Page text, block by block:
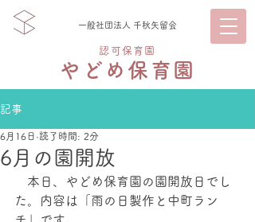
やどめ保育園
一般社団法人 千秋矢留会
認可保育園
記事
6月の園開放
6月16日 読了時間: 2分
本日、やどめ保育園の園開放日でし
た。内容は「雨の日製作と中町ラン